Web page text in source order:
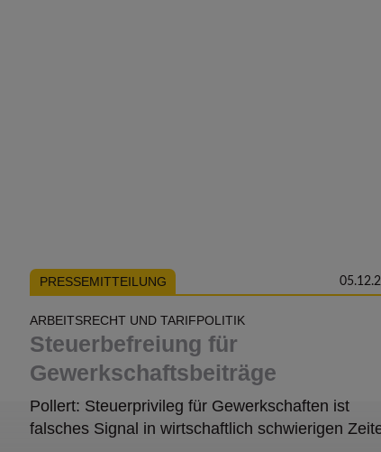
PRESSEMITTEILUNG
ARBEITSRECHT UND TARIFPOLITIK
Steuerbefreiung für
Gewerkschaftsbeiträge
Pollert: Steuerprivileg für Gewerkschaften ist
falsches Signal in wirtschaftlich schwierigen